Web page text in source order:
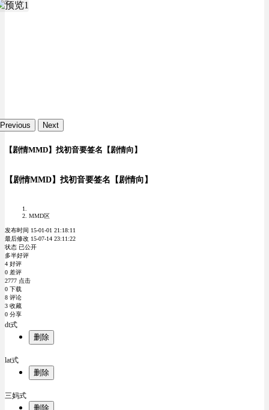
Previous Next
【剧情MMD】找初音要签名【剧情向】
【剧情MMD】找初音要签名【剧情向】
MMD区
发布时间 15-01-01 21:18:11
最后修改 15-07-14 23:11:22
状态 已公开
多半好评
4 好评
0 差评
2777 点击
0 下载
8 评论
3 收藏
0 分享
dt式
删除
lat式
删除
三妈式
删除